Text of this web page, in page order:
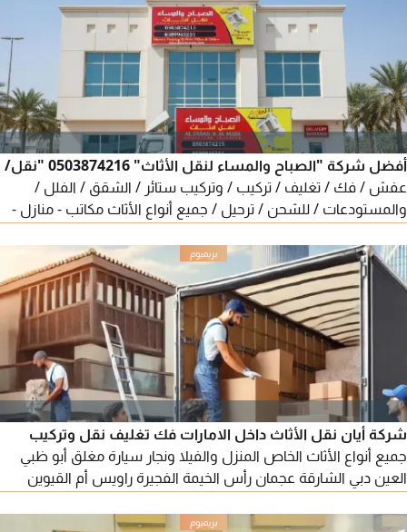
أفضل شركة "الصباح والمساء لنقل الأثاث" 0503874216 "نقل/
عفش / فك / تغليف / تركيب / وتركيب ستائر / الشقق / الفلل /
والمستودعات / للشحن / ترحيل / جميع أنواع الأثاث مكاتب - منازل -
بأمان والعناية
شركة أيان نقل الأثاث داخل الامارات فك تغليف نقل وتركيب
جميع أنواع الأثاث الخاص المنزل والفيلا ونجار سيارة مغلق أبو ظبي
العين دبي الشارقة عجمان رأس الخيمة الفجيرة راويس أم القيوين